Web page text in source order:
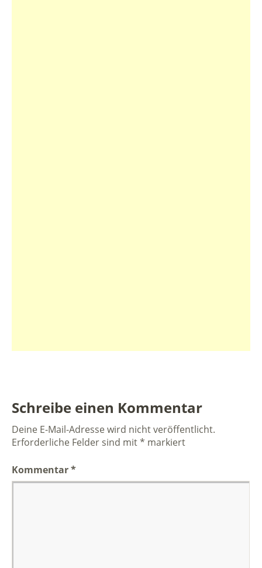
Schreibe einen Kommentar
Deine E-Mail-Adresse wird nicht veröffentlicht.
Erforderliche Felder sind mit* markiert
Kommentar*